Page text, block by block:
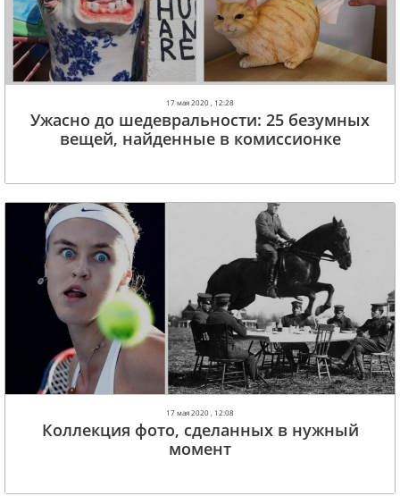
17 мая 2020 , 12:28
Ужасно до шедевральности: 25 безумных
вещей, найденные в комиссионке
17 мая 2020 , 12:08
Коллекция фото, сделанных в нужный
момент